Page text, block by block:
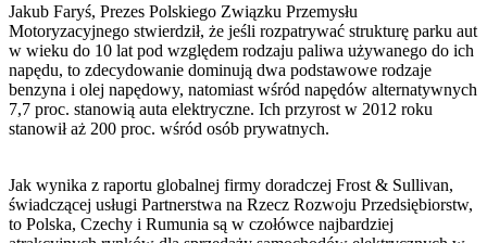
Jakub Faryś, Prezes Polskiego Związku Przemysłu
Motoryzacyjnego stwierdził, że jeśli rozpatrywać strukturę parku aut
w wieku do 10 lat pod względem rodzaju paliwa używanego do ich
napędu, to zdecydowanie dominują dwa podstawowe rodzaje
benzyna i olej napędowy, natomiast wśród napędów alternatywnych
7,7 proc. stanowią auta elektryczne. Ich przyrost w 2012 roku
stanowił aż 200 proc. wśród osób prywatnych.
Jak wynika z raportu globalnej firmy doradczej Frost & Sullivan,
świadczącej usługi Partnerstwa na Rzecz Rozwoju Przedsiębiorstw,
to Polska, Czechy i Rumunia są w czołówce najbardziej